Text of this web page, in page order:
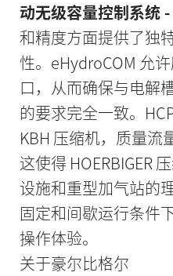
动无级容量控制系统
和精度方面提供了独
性。eHydroCOM 允
口，从而确保与电解
的要求完全一致。
KBH 压缩机，质量流
这使得 HOERBIGER
设施和重型加气站的
固定和间歇运行条件
操作体验。
关于豪尔比格尔